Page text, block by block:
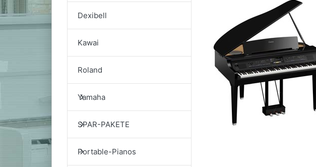
Dexibell
Kawai
Roland
Yamaha
SPAR-PAKETE
Portable-Pianos